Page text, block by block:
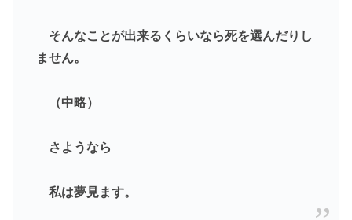
そんなことが出来るくらいなら死を選んだりし
ません。
（中略）
さようなら
私は夢見ます。